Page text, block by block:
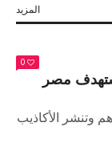
المزيد
0
مصر
الأكاذيب